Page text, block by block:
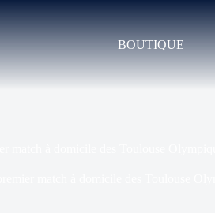
BOUTIQUE